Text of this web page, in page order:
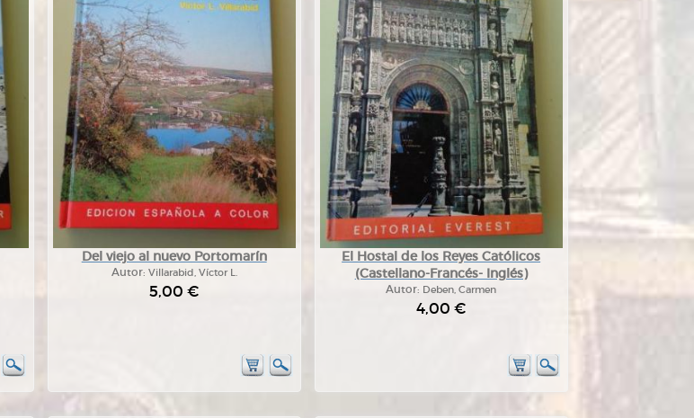
Del viejo al nuevo Portomarín
Autor: Villarabid, Víctor L.
5,00 €
El Hostal de los Reyes Católicos
(Castellano-Francés- Inglés)
Autor: Deben, Carmen
4,00 €